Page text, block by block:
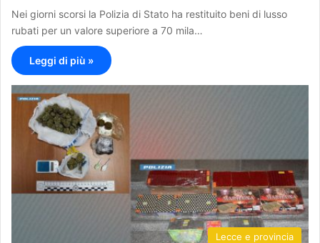
Nei giorni scorsi la Polizia di Stato ha restituito beni di lusso
rubati per un valore superiore a 70 mila…
Leggi di più »
Lecce e provincia